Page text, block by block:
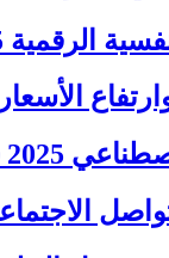
: كيف تؤثر السوشيال ميديا على…
: طرق عملية للتوفير وإدارة المصاريف
: الدليل الشامل للاستفادة…